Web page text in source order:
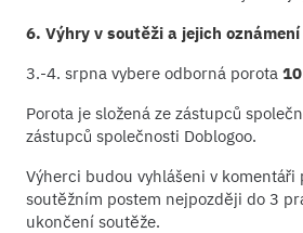
6. Výhry v soutěži a jejich oznámení
3.-4. srpna vybere odborná porota
Porota je složená ze zástupců
zástupců společnosti Doblogoo.
Výherci budou vyhlášeni v komentáři
soutěžním postem nejpozději do 3
ukončení soutěže.